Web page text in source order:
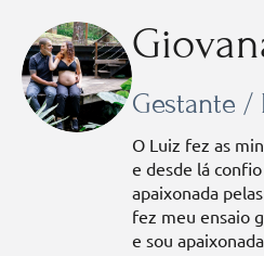
Gestante /
O Luiz fez as
e desde lá
apaixonada
fez meu ensaio
e sou